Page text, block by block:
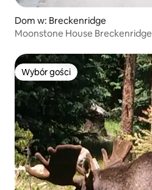
Dom w: Breckenridge
Moonstone House Breckenridge
Wybór gości
Wybór gości